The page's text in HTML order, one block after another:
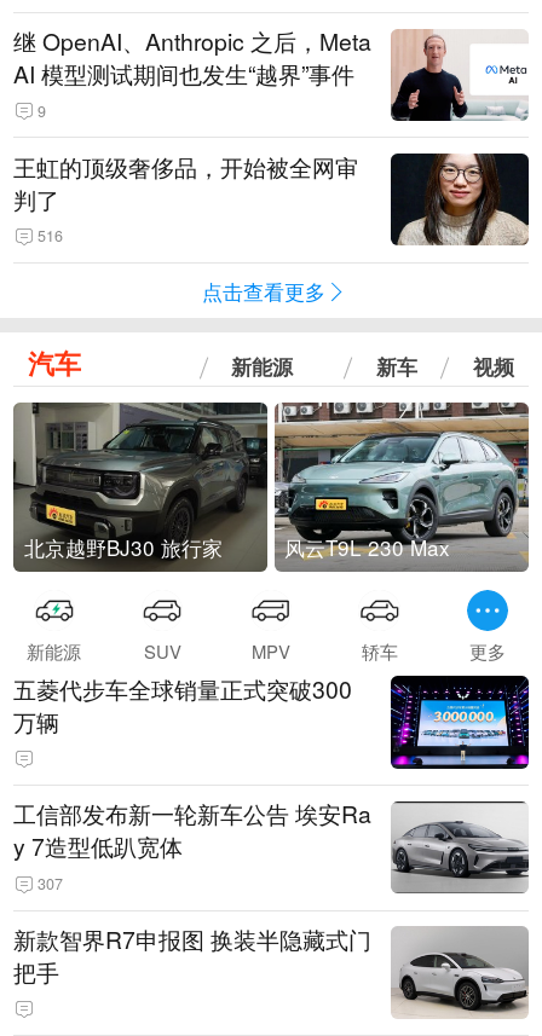
继 OpenAI、Anthropic 之后，Meta
AI 模型测试期间也发生“越界”事件
9
王虹的顶级奢侈品，开始被全网审
判了
516
点击查看更多
汽车 新能源 新车 视频
北京越野BJ30 旅行家 风云T9L 230 Max
新能源 SUV MPV 轿车 更多
五菱代步车全球销量正式突破300
万辆
工信部发布新一轮新车公告 埃安Ra
y 7造型低趴宽体
307
新款智界R7申报图 换装半隐藏式门
把手